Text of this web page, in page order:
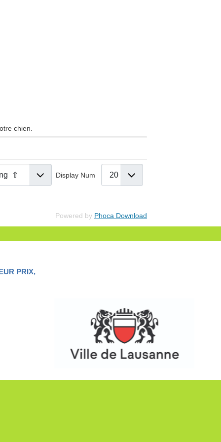
chien.
Display Num
Powered by Phoca Download
PRIX,